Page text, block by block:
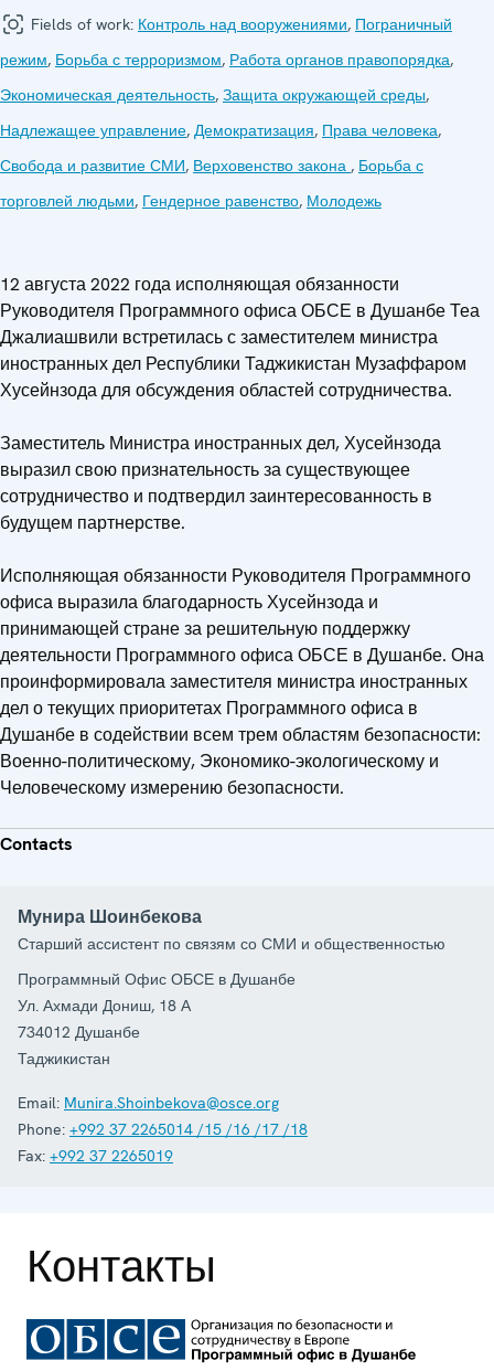
Fields of work: Контроль над вооружениями, Пограничный
режим, Борьба с терроризмом, Работа органов правопорядка,
Экономическая деятельность, Защита окружающей среды,
Надлежащее управление, Демократизация, Права человека,
Свобода и развитие СМИ, Верховенство закона , Борьба с
торговлей людьми, Гендерное равенство, Молодежь
12 августа 2022 года исполняющая обязанности
Руководителя Программного офиса ОБСЕ в Душанбе Теа
Джалиашвили встретилась с заместителем министра
иностранных дел Республики Таджикистан Музаффаром
Хусейнзода для обсуждения областей сотрудничества.
Заместитель Министра иностранных дел, Хусейнзода
выразил свою признательность за существующее
сотрудничество и подтвердил заинтересованность в
будущем партнерстве.
Исполняющая обязанности Руководителя Программного
офиса выразила благодарность Хусейнзода и
принимающей стране за решительную поддержку
деятельности Программного офиса ОБСЕ в Душанбе. Она
проинформировала заместителя министра иностранных
дел о текущих приоритетах Программного офиса в
Душанбе в содействии всем трем областям безопасности:
Военно-политическому, Экономико-экологическому и
Человеческому измерению безопасности.
Contacts
Мунира Шоинбекова
Старший ассистент по связям со СМИ и общественностью
Программный Офис ОБСЕ в Душанбе
Ул. Ахмади Дониш, 18 А
734012 Душанбе
Таджикистан
Email: Munira.Shoinbekova@osce.org
Phone: +992 37 2265014 /15 /16 /17 /18
Fax: +992 37 2265019
Контакты